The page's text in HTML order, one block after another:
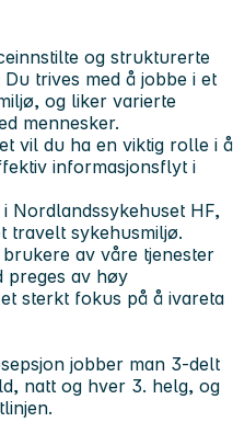
og strukturerte
Du trives med å jobbe i et
og liker varierte
mennesker.
vil du ha en viktig rolle i å
informasjonsflyt i
Nordlandssykehuset HF,
travelt sykehusmiljø.
av våre tjenester
preges av høy
sterkt fokus på å ivareta
jobber man 3-delt
natt og hver 3. helg, og